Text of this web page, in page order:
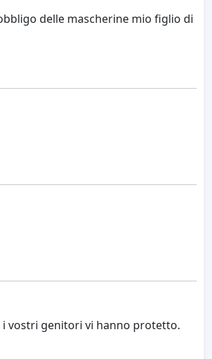
delle mascherine mio figlio di
i vostri genitori vi hanno protetto.